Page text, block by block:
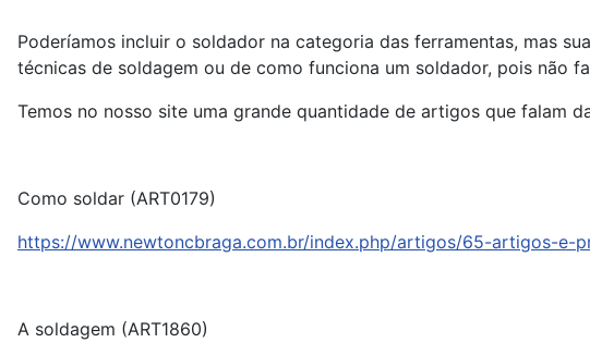
Poderíamos incluir o soldador na categoria das ferramentas, mas
técnicas de soldagem ou de como funciona um soldador, pois não
Temos no nosso site uma grande quantidade de artigos que falam
Como soldar (ART0179)
https://www.newtoncbraga.com.br/index.php/artigos/65-artigos-e-
A soldagem (ART1860)